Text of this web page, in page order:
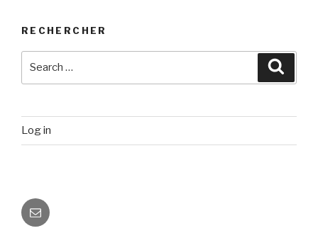
RECHERCHER
Log in
Email